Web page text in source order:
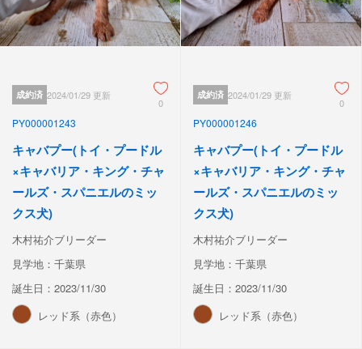
成約済 2024/01/29 更新
0
PY000001243
キャバプー(トイ・プードル
×キャバリア・キング・チャ
ールズ・スパニエルのミッ
クス犬)
木村祐介ブリーダー
見学地：千葉県
誕生日：2023/11/30
レッド系（赤色）
成約済 2024/01/29 更新
0
PY000001246
キャバプー(トイ・プードル
×キャバリア・キング・チャ
ールズ・スパニエルのミッ
クス犬)
木村祐介ブリーダー
見学地：千葉県
誕生日：2023/11/30
レッド系（赤色）